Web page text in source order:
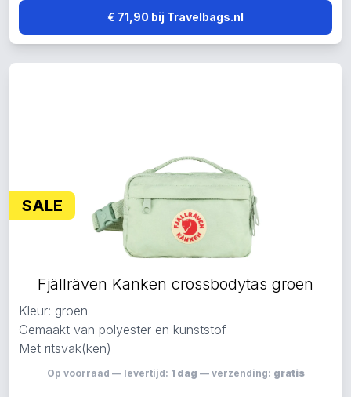
€ 71,90 bij Travelbags.nl
SALE
Fjällräven Kanken crossbodytas groen
Kleur: groen
Gemaakt van polyester en kunststof
Met ritsvak(ken)
Op voorraad — levertijd: 1 dag — verzending: gratis